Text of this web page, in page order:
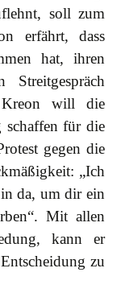
soll zum
erfährt, dass
hat, ihren
Kreon will die
schaffen für die
gegen die
„Ich
da, um dir ein
Mit allen
kann er
zu